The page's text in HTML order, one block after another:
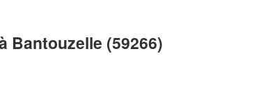
Bantouzelle (59266)